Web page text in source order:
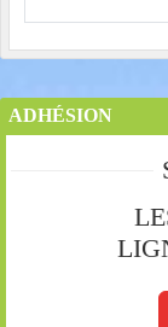
ADHÉSION